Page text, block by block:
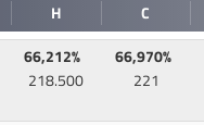
H C
66,212%
218.500
66,970%
221